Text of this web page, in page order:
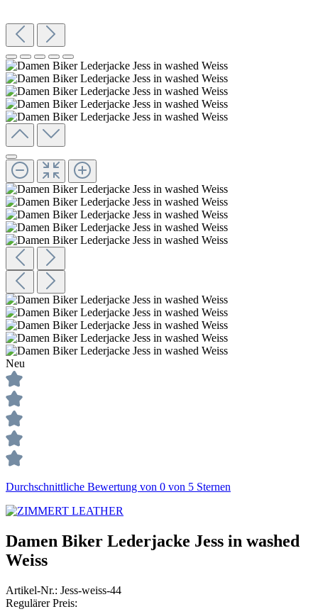
Neu
Durchschnittliche Bewertung von 0 von 5 Sternen
Damen Biker Lederjacke Jess in washed
Weiss
Artikel-Nr.: Jess-weiss-44
Regulärer Preis: